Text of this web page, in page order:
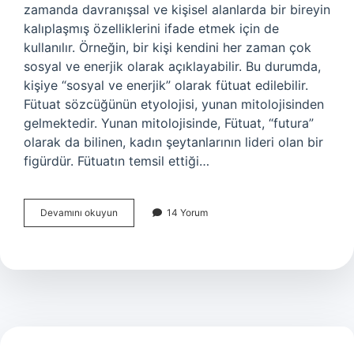
zamanda davranışsal ve kişisel alanlarda bir bireyin
kalıplaşmış özelliklerini ifade etmek için de
kullanılır. Örneğin, bir kişi kendini her zaman çok
sosyal ve enerjik olarak açıklayabilir. Bu durumda,
kişiye “sosyal ve enerjik” olarak fütuat edilebilir.
Fütuat sözcüğünün etyolojisi, yunan mitolojisinden
gelmektedir. Yunan mitolojisinde, Fütuat, “futura”
olarak da bilinen, kadın şeytanlarının lideri olan bir
figürdür. Fütuatın temsil ettiği…
Devamını okuyun
ne
14 Yorum